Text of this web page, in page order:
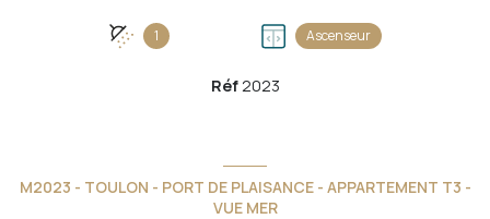
1 Ascenseur
Réf2023
M2023 - TOULON - PORT DE PLAISANCE - APPARTEMENT T3 -
VUE MER